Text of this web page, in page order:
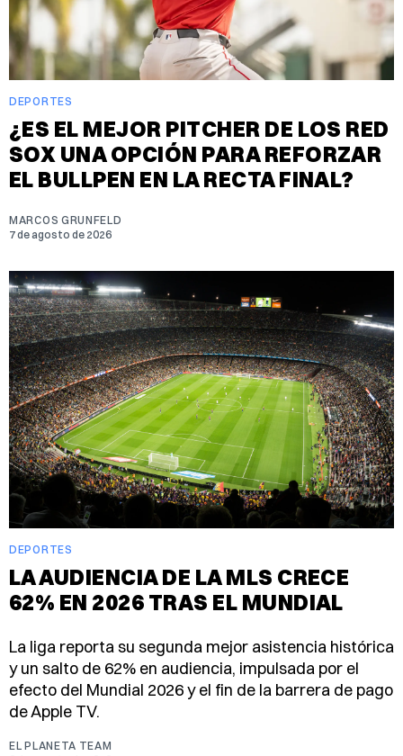
DEPORTES
¿ES EL MEJOR PITCHER DE LOS RED
SOX UNA OPCIÓN PARA REFORZAR
EL BULLPEN EN LA RECTA FINAL?
MARCOS GRUNFELD
7 de agosto de 2026
DEPORTES
LA AUDIENCIA DE LA MLS CRECE
62% EN 2026 TRAS EL MUNDIAL
La liga reporta su segunda mejor asistencia histórica
y un salto de 62% en audiencia, impulsada por el
efecto del Mundial 2026 y el fin de la barrera de pago
de Apple TV.
EL PLANETA TEAM